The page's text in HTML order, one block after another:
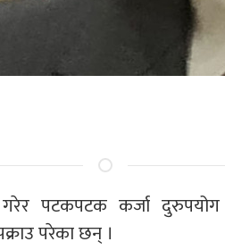
पटकपटक कर्जा
परेका छन् ।